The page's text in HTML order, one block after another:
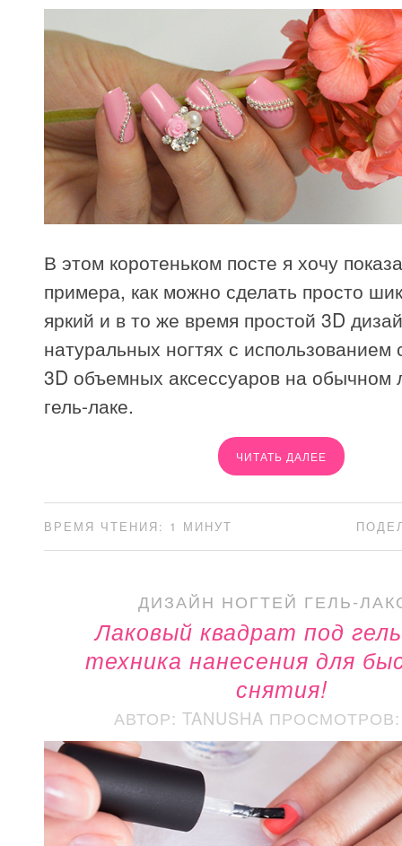
В этом коротеньком посте я хочу
примера, как можно сделать просто
яркий и в то же время простой 3D
натуральных ногтях с использованием
3D объемных аксессуаров на обычном
гель-лаке.
ЧИТАТЬ ДАЛЕЕ
ВРЕМЯ ЧТЕНИЯ: 1 МИНУТ
ДИЗАЙН НОГТЕЙ ГЕЛЬ-
Лаковый квадрат под
техника нанесения для
снятия!
АВТОР: TANUSHA ПРОСМОТРОВ: